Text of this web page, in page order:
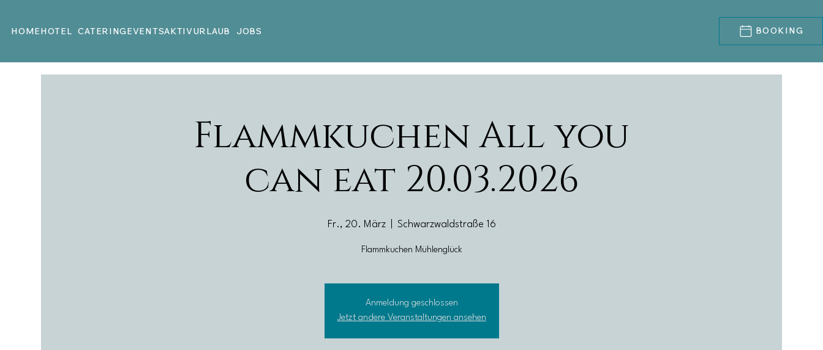
HOMEHOTEL CATERINGEVENTSAKTIVURLAUB JOBS BOOKING
Flammkuchen All you
can eat 20.03.2026
Fr., 20. März
  |
Schwarzwaldstraße 16
Flammkuchen Mühlenglück
Anmeldung geschlossen
Jetzt andere Veranstaltungen ansehen